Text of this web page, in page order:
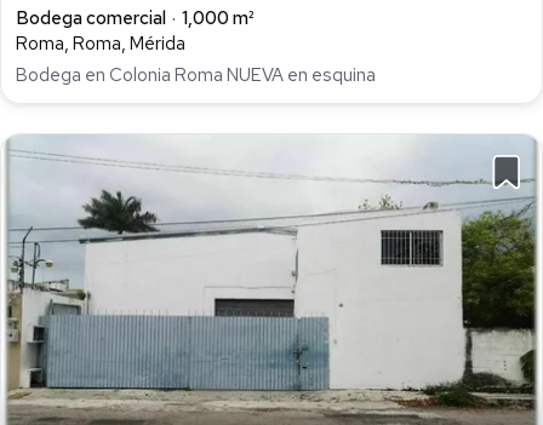
Bodega comercial
1,000 m²
Roma, Roma, Mérida
Bodega en Colonia Roma NUEVA en esquina